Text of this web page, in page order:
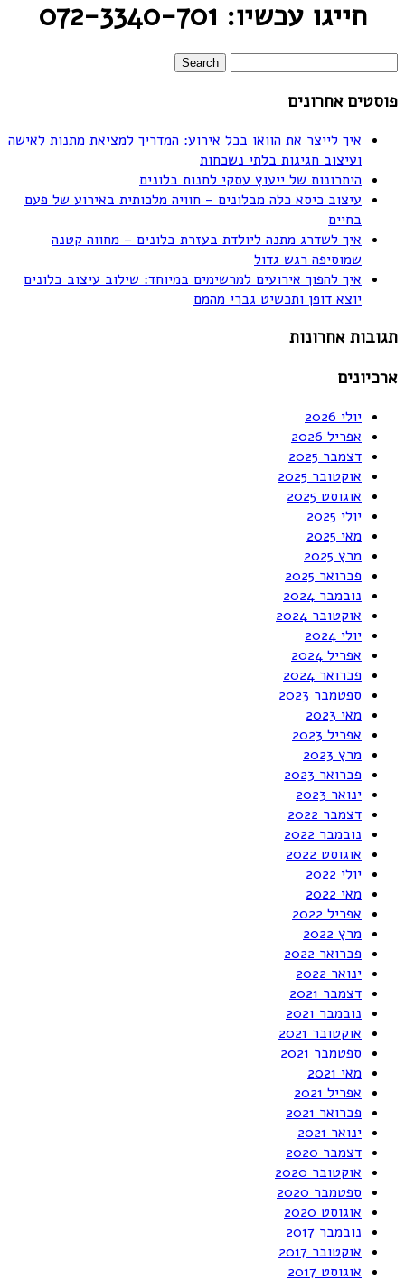
חייגו עכשיו: 072-3340-701
פוסטים אחרונים
איך לייצר את הוואו בכל אירוע: המדריך למציאת מתנות לאישה
ועיצוב חגיגות בלתי נשכחות
היתרונות של ייעוץ עסקי לחנות בלונים
עיצוב כיסא כלה מבלונים – חוויה מלכותית באירוע של פעם
בחיים
איך לשדרג מתנה ליולדת בעזרת בלונים – מחווה קטנה
שמוסיפה רגש גדול
איך להפוך אירועים למרשימים במיוחד: שילוב עיצוב בלונים
יוצא דופן ותכשיט גברי מהמם
תגובות אחרונות
ארכיונים
יולי 2026
אפריל 2026
דצמבר 2025
אוקטובר 2025
אוגוסט 2025
יולי 2025
מאי 2025
מרץ 2025
פברואר 2025
נובמבר 2024
אוקטובר 2024
יולי 2024
אפריל 2024
פברואר 2024
ספטמבר 2023
מאי 2023
אפריל 2023
מרץ 2023
פברואר 2023
ינואר 2023
דצמבר 2022
נובמבר 2022
אוגוסט 2022
יולי 2022
מאי 2022
אפריל 2022
מרץ 2022
פברואר 2022
ינואר 2022
דצמבר 2021
נובמבר 2021
אוקטובר 2021
ספטמבר 2021
מאי 2021
אפריל 2021
פברואר 2021
ינואר 2021
דצמבר 2020
אוקטובר 2020
ספטמבר 2020
אוגוסט 2020
נובמבר 2017
אוקטובר 2017
אוגוסט 2017